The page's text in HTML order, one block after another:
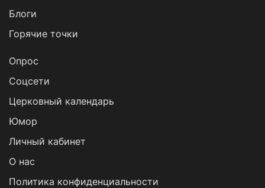
Блоги
Горячие точки
Опрос
Cоцсети
Церковный календарь
Юмор
Личный кабинет
О нас
Политика конфиденциальности